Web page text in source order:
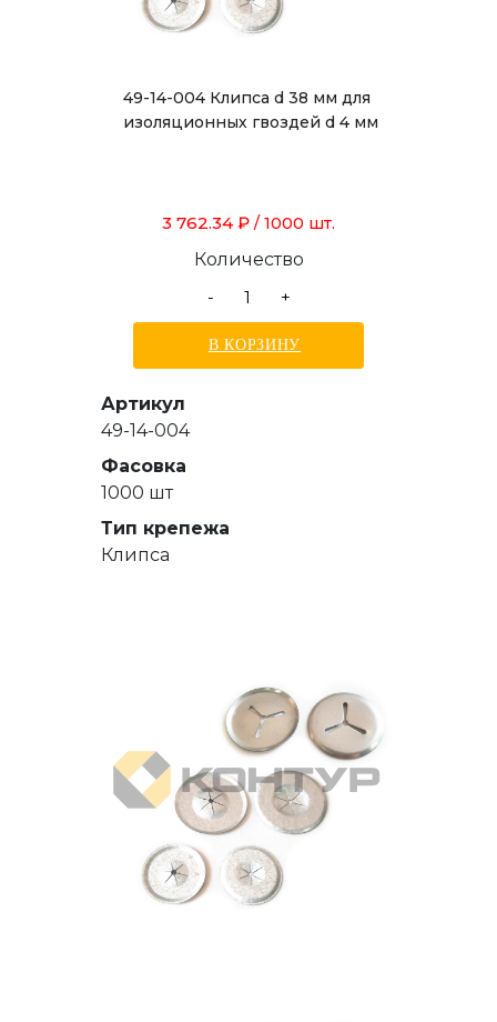
49-14-004 Клипса d 38 мм для
изоляционных гвоздей d 4 мм
3 762.34 ₽ / 1000 шт.
Количество
-
+
В КОРЗИНУ
Артикул
49-14-004
Фасовка
1000 шт
Тип крепежа
Клипса